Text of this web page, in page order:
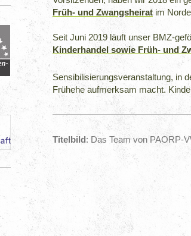
Früh- und Zwangsheirat im
Seit Juni 2019 läuft unser BMZ-
Kinderhandel sowie Früh- und
Sensibilisierungsveranstaltung, in
Frühehe aufmerksam macht.
Titelbild: Das Team von PAORP-